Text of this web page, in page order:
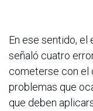
En ese sentido,
señaló cuatro
cometerse con el
problemas que
que deben